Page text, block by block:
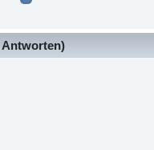
Antworten)